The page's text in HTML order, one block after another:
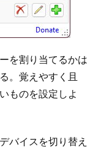
を割り当てるかは
。覚えやすく且
ものを設定しよ
バイスを切り替え